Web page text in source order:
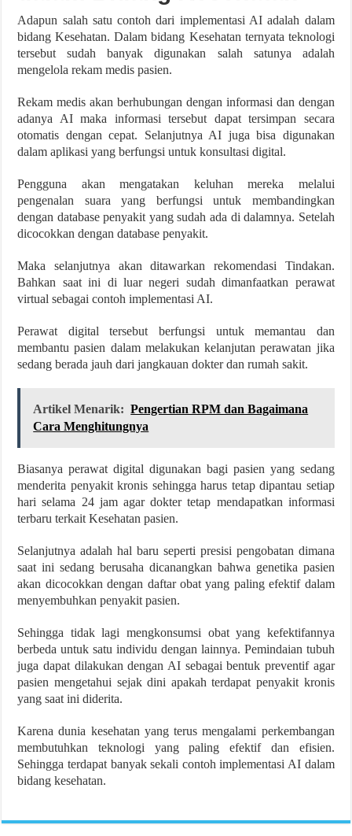
Adapun salah satu contoh dari implementasi AI adalah dalam
bidang Kesehatan. Dalam bidang Kesehatan ternyata teknologi
tersebut sudah banyak digunakan salah satunya adalah
mengelola rekam medis pasien.
Rekam medis akan berhubungan dengan informasi dan dengan
adanya AI maka informasi tersebut dapat tersimpan secara
otomatis dengan cepat. Selanjutnya AI juga bisa digunakan
dalam aplikasi yang berfungsi untuk konsultasi digital.
Pengguna akan mengatakan keluhan mereka melalui
pengenalan suara yang berfungsi untuk membandingkan
dengan database penyakit yang sudah ada di dalamnya. Setelah
dicocokkan dengan database penyakit.
Maka selanjutnya akan ditawarkan rekomendasi Tindakan.
Bahkan saat ini di luar negeri sudah dimanfaatkan perawat
virtual sebagai contoh implementasi AI.
Perawat digital tersebut berfungsi untuk memantau dan
membantu pasien dalam melakukan kelanjutan perawatan jika
sedang berada jauh dari jangkauan dokter dan rumah sakit.
Artikel Menarik: Pengertian RPM dan Bagaimana
Cara Menghitungnya
Biasanya perawat digital digunakan bagi pasien yang sedang
menderita penyakit kronis sehingga harus tetap dipantau setiap
hari selama 24 jam agar dokter tetap mendapatkan informasi
terbaru terkait Kesehatan pasien.
Selanjutnya adalah hal baru seperti presisi pengobatan dimana
saat ini sedang berusaha dicanangkan bahwa genetika pasien
akan dicocokkan dengan daftar obat yang paling efektif dalam
menyembuhkan penyakit pasien.
Sehingga tidak lagi mengkonsumsi obat yang kefektifannya
berbeda untuk satu individu dengan lainnya. Pemindaian tubuh
juga dapat dilakukan dengan AI sebagai bentuk preventif agar
pasien mengetahui sejak dini apakah terdapat penyakit kronis
yang saat ini diderita.
Karena dunia kesehatan yang terus mengalami perkembangan
membutuhkan teknologi yang paling efektif dan efisien.
Sehingga terdapat banyak sekali contoh implementasi AI dalam
bidang kesehatan.